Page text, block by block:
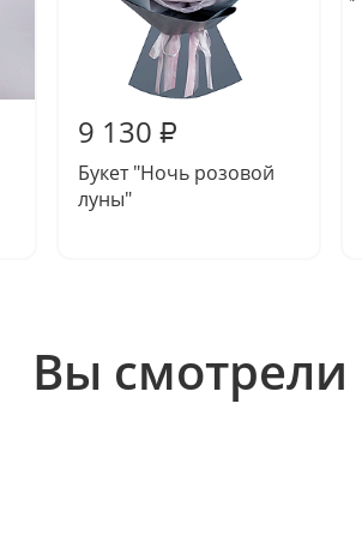
9 130 ₽
Букет "Ночь розовой
луны"
Вы смотрели